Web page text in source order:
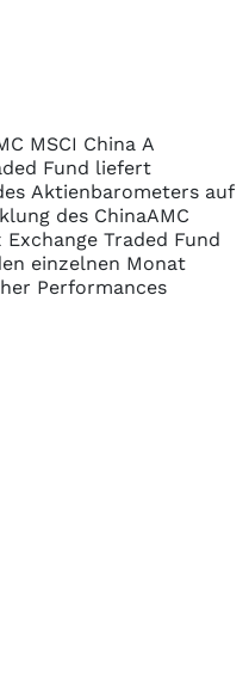
MSCI China A
Fund liefert
Aktienbarometers auf
des ChinaAMC
Traded Fund
einzelnen Monat
Performances